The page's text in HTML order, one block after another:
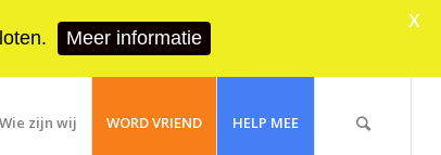
Wie zijn wij WORD VRIEND HELP MEE
Meer informatie
X